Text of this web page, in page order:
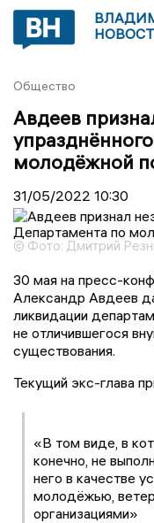
Общество
Авдеев
молодёжной
31/05/2022 10:30
© Фото: Дмитрий
30 мая на пресс-
Александр Авдеев
ликвидации
не отличившегося
существования.
Текущий экс-глава
«В том виде, в
конечно, не
него в качестве
молодёжью,
организациями»